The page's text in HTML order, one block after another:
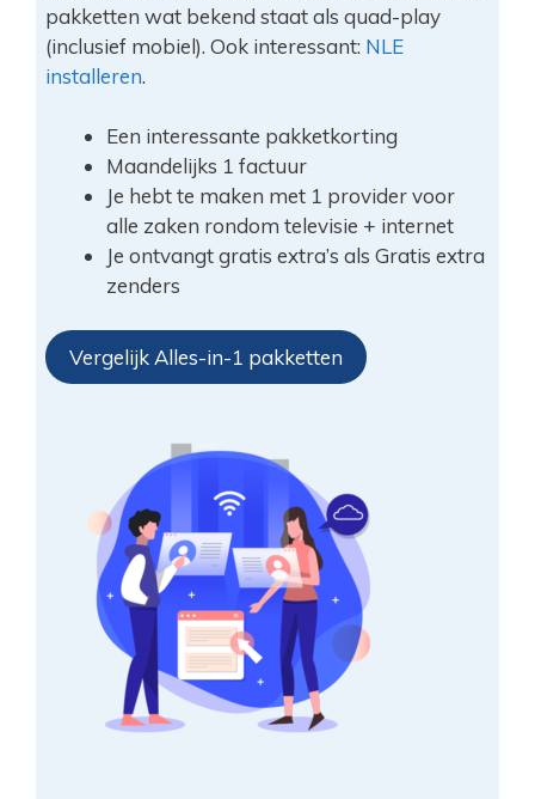
pakketten wat bekend staat als quad-play
(inclusief mobiel). Ook interessant: NLE
installeren.
Een interessante pakketkorting
Maandelijks 1 factuur
Je hebt te maken met 1 provider voor
alle zaken rondom televisie + internet
Je ontvangt gratis extra’s als Gratis extra
zenders
Vergelijk Alles-in-1 pakketten